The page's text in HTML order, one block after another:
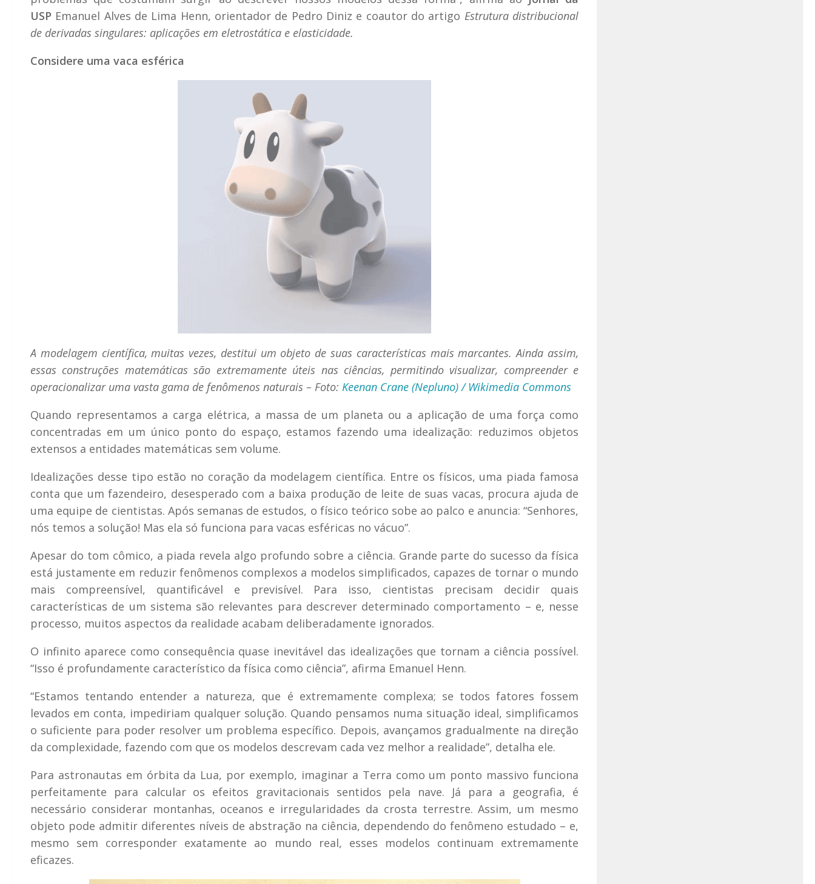
USP Emanuel Alves de Lima Henn, orientador de Pedro Diniz e coautor do artigo Estrutura distribucional
de derivadas singulares: aplicações em eletrostática e elasticidade.
Considere uma vaca esférica
A modelagem científica, muitas vezes, destitui um objeto de suas características mais marcantes. Ainda assim,
essas construções matemáticas são extremamente úteis nas ciências, permitindo visualizar, compreender e
operacionalizar uma vasta gama de fenômenos naturais – Foto: Keenan Crane (Nepluno) / Wikimedia Commons
Quando representamos a carga elétrica, a massa de um planeta ou a aplicação de uma força como
concentradas em um único ponto do espaço, estamos fazendo uma idealização: reduzimos objetos
extensos a entidades matemáticas sem volume.
Idealizações desse tipo estão no coração da modelagem científica. Entre os físicos, uma piada famosa
conta que um fazendeiro, desesperado com a baixa produção de leite de suas vacas, procura ajuda de
uma equipe de cientistas. Após semanas de estudos, o físico teórico sobe ao palco e anuncia: “Senhores,
nós temos a solução! Mas ela só funciona para vacas esféricas no vácuo”.
Apesar do tom cômico, a piada revela algo profundo sobre a ciência. Grande parte do sucesso da física
está justamente em reduzir fenômenos complexos a modelos simplificados, capazes de tornar o mundo
mais compreensível, quantificável e previsível. Para isso, cientistas precisam decidir quais
características de um sistema são relevantes para descrever determinado comportamento – e, nesse
processo, muitos aspectos da realidade acabam deliberadamente ignorados.
O infinito aparece como consequência quase inevitável das idealizações que tornam a ciência possível.
“Isso é profundamente característico da física como ciência”, afirma Emanuel Henn.
“Estamos tentando entender a natureza, que é extremamente complexa; se todos fatores fossem
levados em conta, impediriam qualquer solução. Quando pensamos numa situação ideal, simplificamos
o suficiente para poder resolver um problema específico. Depois, avançamos gradualmente na direção
da complexidade, fazendo com que os modelos descrevam cada vez melhor a realidade”, detalha ele.
Para astronautas em órbita da Lua, por exemplo, imaginar a Terra como um ponto massivo funciona
perfeitamente para calcular os efeitos gravitacionais sentidos pela nave. Já para a geografia, é
necessário considerar montanhas, oceanos e irregularidades da crosta terrestre. Assim, um mesmo
objeto pode admitir diferentes níveis de abstração na ciência, dependendo do fenômeno estudado – e,
mesmo sem corresponder exatamente ao mundo real, esses modelos continuam extremamente
eficazes.